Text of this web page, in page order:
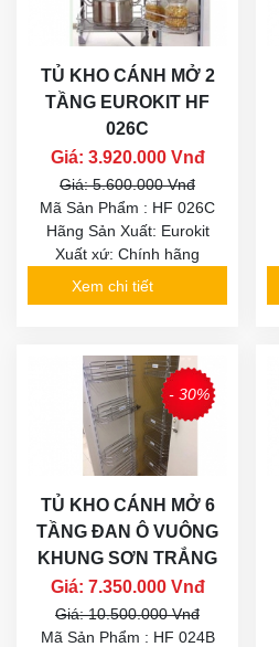
TỦ KHO CÁNH MỞ 2
TẦNG EUROKIT HF
026C
Giá: 3.920.000 Vnđ
Giá: 5.600.000 Vnđ
Mã Sản Phẩm : HF 026C
Hãng Sản Xuất: Eurokit
Xuất xứ: Chính hãng
Xem chi tiết
- 30%
TỦ KHO CÁNH MỞ 6
TẦNG ĐAN Ô VUÔNG
KHUNG SƠN TRẮNG
Giá: 7.350.000 Vnđ
Giá: 10.500.000 Vnđ
Mã Sản Phẩm : HF 024B